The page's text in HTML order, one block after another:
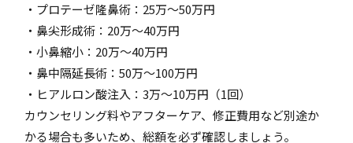
・プロテーゼ隆鼻術：25万～50万円
・鼻尖形成術：20万～40万円
・小鼻縮小：20万～40万円
・鼻中隔延長術：50万～100万円
・ヒアルロン酸注入：3万～10万円（1回）
カウンセリング料やアフターケア、修正費用など別途か
かる場合も多いため、総額を必ず確認しましょう。